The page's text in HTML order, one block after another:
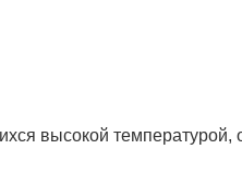
высокой температурой,